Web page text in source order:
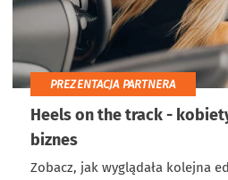
PREZENTACJA PARTNERA
Heels on the track -
biznes
Zobacz, jak wyglądała kolejna